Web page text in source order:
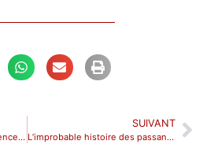
Fini la comédie ! Mes confidences à Dalida au Théâtre Pixel Avignon.
SUIVANT
L’improbable histoire des passantes au Théâtre des Vents